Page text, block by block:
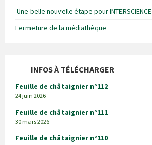
Une belle nouvelle étape pour INTERSCIENCE
Fermeture de la médiathèque
INFOS À TÉLÉCHARGER
Feuille de châtaignier n°112
24 juin 2026
Feuille de châtaignier n°111
30 mars 2026
Feuille de châtaignier n°110